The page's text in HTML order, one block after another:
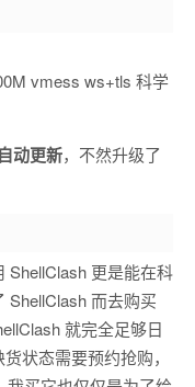
vmess ws+tls 科学
动更新，不然升级了
ShellClash 更是能在科
ShellClash 而去购买
就完全足够日
状态需要预约抢购，